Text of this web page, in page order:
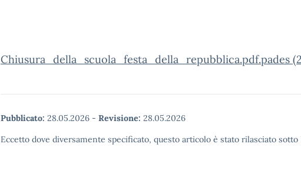
Chiusura_della_scuola_festa_della_repubblica.pdf.pades
Pubblicato: 28.05.2026 - Revisione: 28.05.2026
Eccetto dove diversamente specificato, questo articolo è stato rilasciato